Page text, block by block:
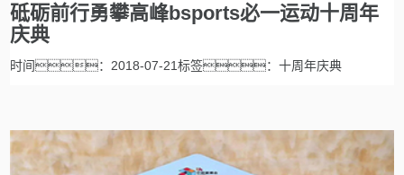
砥砺前行勇攀高峰bsports必一运动十周年
庆典
时间：2018-07-21标签：十周年庆典